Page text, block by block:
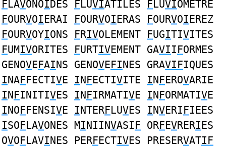
FLAVONOIDES FLUVIATILES FLUVIOMETRE
FOURVOIERAI FOURVOIERAS FOURVOIEREZ
FOURVOYIONS FRIVOLEMENT FUGITIVITES
FUMIVORITES FURTIVEMENT GAVIIFORMES
GENOVEFAINS GENOVEFINES GRAVIFIQUES
INAFFECTIVE INFECTIVITE INFEROVARIE
INFINITIVES INFIRMATIVE INFORMATIVE
INOFFENSIVE INTERFLUVES INVERIFIEES
ISOFLAVONES MINIINVASIF ORFEVRERIES
OVOFLAVINES PERFECTIVES PRESERVATIF